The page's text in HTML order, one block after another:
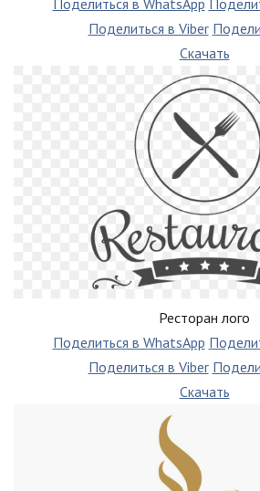
Поделиться в Viber
Скачать
Ресторан лого
Поделиться в WhatsApp
Поделиться в Viber
Скачать